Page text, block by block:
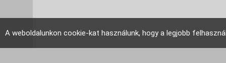
A weboldalunkon cookie-kat használunk, hogy a legjobb